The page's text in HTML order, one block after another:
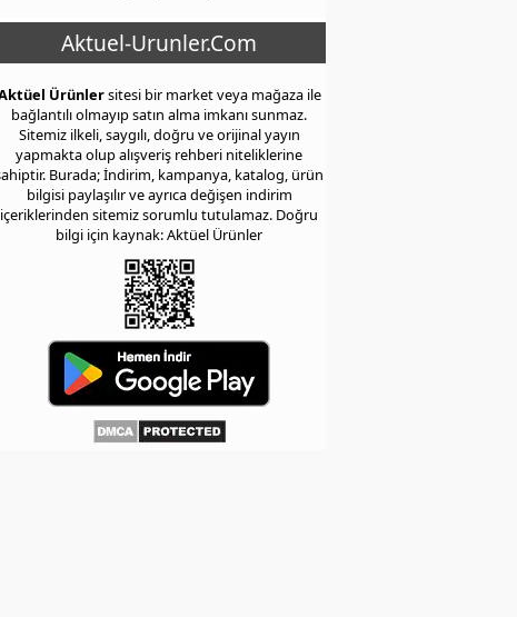
Aktuel-Urunler.Com
Ürünlersitesi bir market veya mağaza ile
bağlantılı olmayıp satın alma imkanı sunmaz.
Sitemiz ilkeli, saygılı, doğru ve orijinal yayın
yapmakta olup alışveriş rehberi niteliklerine
Burada; İndirim, kampanya, katalog, ürün
bilgisi paylaşılır ve ayrıca değişen indirim
içeriklerinden sitemiz sorumlu tutulamaz. Doğru
bilgi için kaynak: Aktüel Ürünler